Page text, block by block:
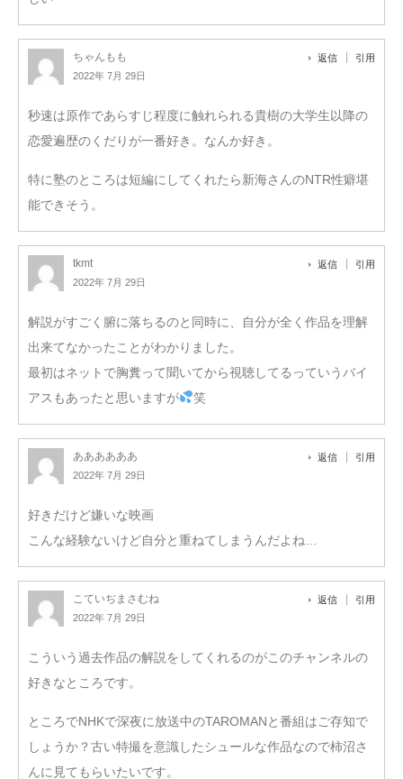
ちゃんもも
2022年 7月 29日
返信 引用
秒速は原作であらすじ程度に触れられる貴樹の大学生以降の
恋愛遍歴のくだりが一番好き。なんか好き。
特に塾のところは短編にしてくれたら新海さんのNTR性癖堪
能できそう。
tkmt
2022年 7月 29日
返信 引用
解説がすごく腑に落ちるのと同時に、自分が全く作品を理解
出来てなかったことがわかりました。
最初はネットで胸糞って聞いてから視聴してるっていうバイ
アスもあったと思いますが
笑
ああああああ
2022年 7月 29日
返信 引用
好きだけど嫌いな映画
こんな経験ないけど自分と重ねてしまうんだよね…
こていぢまさむね
2022年 7月 29日
返信 引用
こういう過去作品の解説をしてくれるのがこのチャンネルの
好きなところです。
ところでNHKで深夜に放送中のTAROMANと番組はご存知で
しょうか？古い特撮を意識したシュールな作品なので柿沼さ
んに見てもらいたいです。